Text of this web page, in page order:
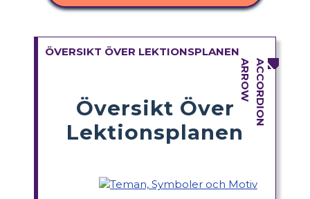
ÖVERSIKT ÖVER LEKTIONSPLANEN
Översikt Över
Lektionsplanen